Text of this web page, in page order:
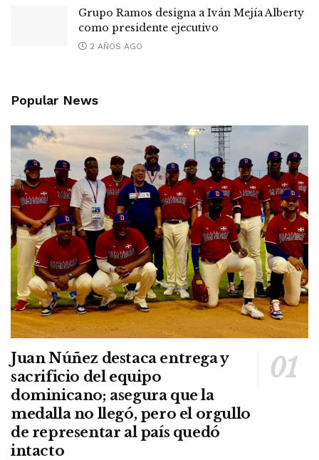
Grupo Ramos designa a Iván Mejía Alberty
como presidente ejecutivo
2 AÑOS AGO
Popular News
Juan Núñez destaca entrega y
sacrificio del equipo
dominicano; asegura que la
medalla no llegó, pero el orgullo
de representar al país quedó
intacto